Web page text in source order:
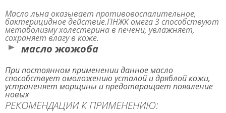
Масло льна оказывает противовоспалительное,
бактерицидное действие.ПНЖК омега 3 способствуют
метаболизму холестерина в печени, увлажняет,
сохраняет влагу в коже.
масло жожоба
При постоянном применении данное масло
способствует омоложению усталой и дряблой кожи,
устраненяет морщины и предотвращает появление
новых
РЕКОМЕНДАЦИИ К ПРИМЕНЕНИЮ: